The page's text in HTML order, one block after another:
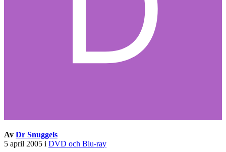
Av Dr Snuggels
5 april 2005 i DVD och Blu-ray